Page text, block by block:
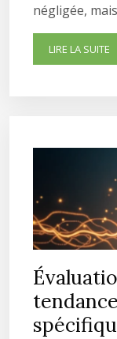
négligée,
LIRE LA SUITE